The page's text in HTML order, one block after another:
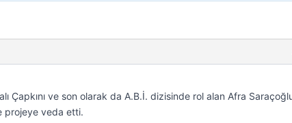
Çapkını ve son olarak da A.B.İ. dizisinde rol alan Afra
projeye veda etti.